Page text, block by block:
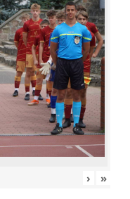
› »